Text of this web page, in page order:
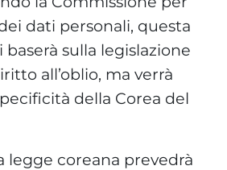
dati personali, questa
baserà sulla legislazione
all’oblio, ma verrà
della Corea del
legge coreana prevedrà